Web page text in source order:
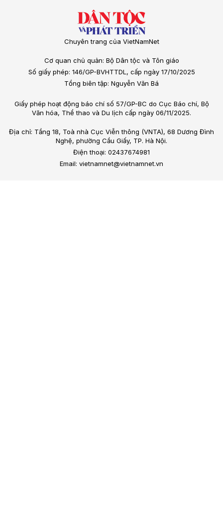
Chuyên trang của VietNamNet
Cơ quan chủ quản: Bộ Dân tộc và Tôn giáo
Số giấy phép: 146/GP-BVHTTDL, cấp ngày 17/10/2025
Tổng biên tập: Nguyễn Văn Bá
Giấy phép hoạt động báo chí số 57/GP-BC do Cục Báo chí, Bộ
Văn hóa, Thể thao và Du lịch cấp ngày 06/11/2025.
Địa chỉ: Tầng 18, Toà nhà Cục Viễn thông (VNTA), 68 Dương Đình
Nghệ, phường Cầu Giấy, TP. Hà Nội.
Điện thoại: 02437674981
Email: vietnamnet@vietnamnet.vn